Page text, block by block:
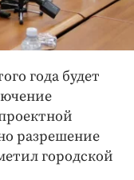
года будет
разрешение
городской